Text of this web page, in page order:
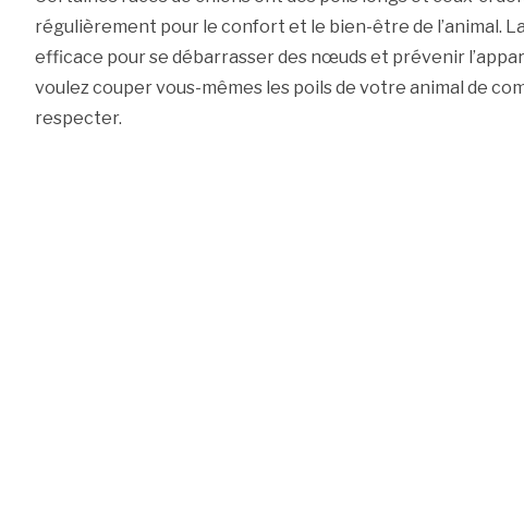
régulièrement pour le confort et le bien-être de l’animal.
efficace pour se débarrasser des nœuds et prévenir
voulez couper vous-mêmes les poils de votre animal de
respecter.